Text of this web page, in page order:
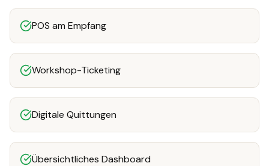
POS am Empfang
Workshop-Ticketing
Digitale Quittungen
Übersichtliches Dashboard